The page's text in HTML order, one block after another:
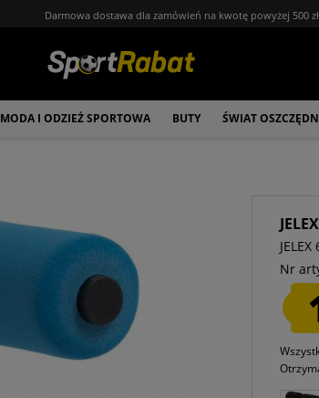
Darmowa dostawa dla zamówień na kwotę powyżej 500
MODA I ODZIEŻ SPORTOWA BUTY ŚWIAT
JELEX
Nr